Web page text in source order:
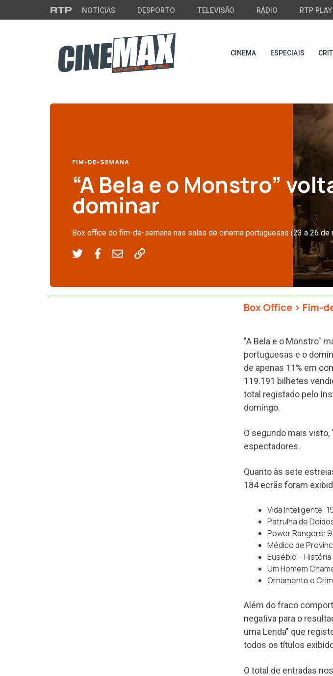
Saltar para o conteúdo principal
NOTÍCIAS DESPORTO TELEVISÃO RÁDIO RTP PLAY
CINEMA ESPECIAIS
FIM-DE-SEMANA
“A Bela e o Monstro”
dominar
Box office do fim-de-semana nas salas de cinema portuguesas (23 a 26 de
Box Office > Fim-
"A Bela e o Monstro"
portuguesas e o
de apenas 11% em
119.191 bilhetes
total registado pelo
domingo.
O segundo mais visto,
espectadores.
Quanto às sete
184 ecrãs foram
Vida Inteligente:
Patrulha de
Power Rangers:
Médico de
Eusébio –
Um Homem
Ornamento e
Além do fraco
negativa para o
uma Lenda" que
todos os títulos
O total de entradas